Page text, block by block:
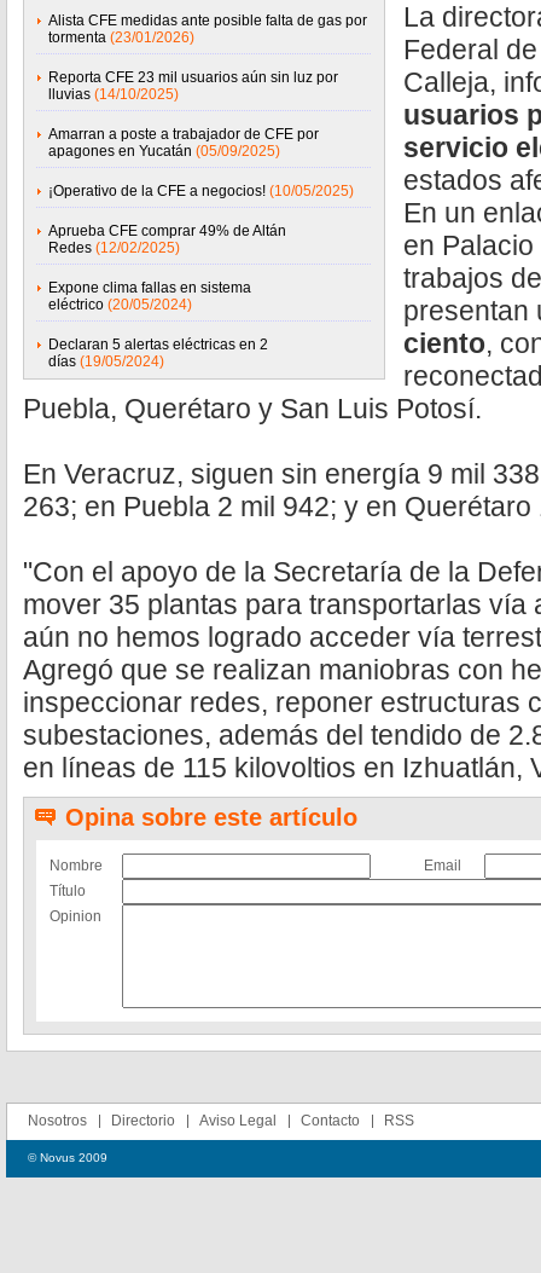
Alista CFE medidas ante posible falta de gas por
tormenta (23/01/2026)
Reporta CFE 23 mil usuarios aún sin luz por
lluvias (14/10/2025)
Amarran a poste a trabajador de CFE por
apagones en Yucatán (05/09/2025)
¡Operativo de la CFE a negocios! (10/05/2025)
Aprueba CFE comprar 49% de Altán
Redes (12/02/2025)
Expone clima fallas en sistema
eléctrico (20/05/2024)
Declaran 5 alertas eléctricas en 2
días (19/05/2024)
La
Federal
Calleja,
usuarios
servicio
estados
En un
en
trabajos
presentan
ciento,
Puebla, Querétaro y San Luis Potosí.
En Veracruz, siguen sin energía 9 mil
263; en Puebla 2 mil 942; y en Querétaro
"Con el apoyo de la Secretaría de la
mover 35 plantas para transportarlas vía
aún no hemos logrado acceder vía
Agregó que se realizan maniobras con
inspeccionar redes, reponer estructuras
subestaciones, además del tendido de
en líneas de 115 kilovoltios en Izhuatlán,
Opina sobre este artículo
Nombre
Email
Título
Opinion
Nosotros Directorio Aviso Legal Contacto RSS
© Novus 2009